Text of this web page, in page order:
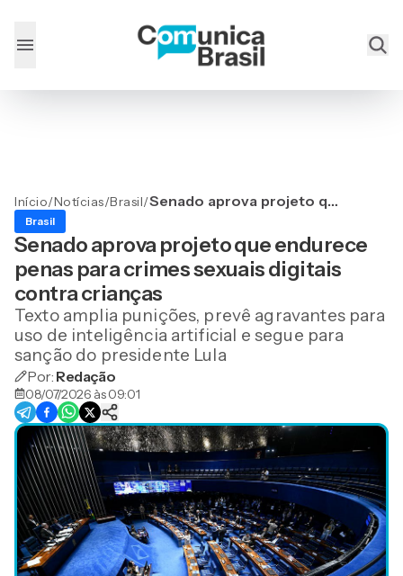
Início/Notícias/Brasil/Senado aprova projeto que
crimes sexuais digitais
contra crianças
Brasil
Senado aprova projeto que endurece
penas para crimes sexuais digitais
contra crianças
Texto amplia punições, prevê agravantes para
uso de inteligência artificial e segue para
sanção do presidente Lula
Por: Redação
08/07/2026 às 09:01